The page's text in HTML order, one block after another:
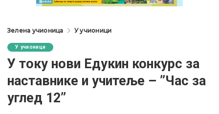
Зелена учионица У учионици
У учионици
У току нови Едукин конкурс за
наставнике и учитеље – ”Час за
углед 12”